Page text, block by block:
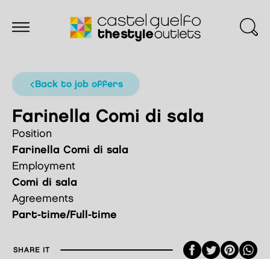
back to job offers
Farinella Comi di sala
Position
Farinella Comi di sala
Employment
Comi di sala
Agreements
Part-time/Full-time
SHARE IT